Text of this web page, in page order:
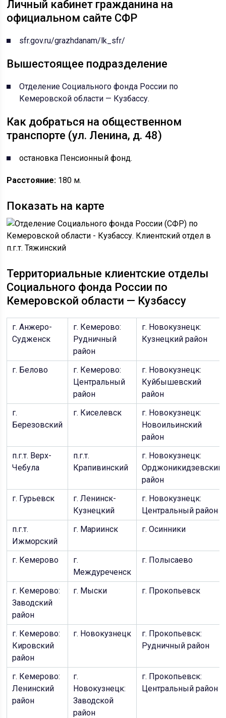
Личный кабинет гражданина на
официальном сайте СФР
sfr.gov.ru/grazhdanam/lk_sfr/
Вышестоящее подразделение
Отделение Социального фонда России по
Кемеровской области — Кузбассу.
Как добраться на общественном
транспорте (ул. Ленина, д. 48)
остановка Пенсионный фонд.
Расстояние: 180 м.
Показать на карте
Территориальные клиентские отделы
Социального фонда России по
Кемеровской области — Кузбассу
г. Анжеро-
Судженск
г. Кемерово:
Рудничный
район
г. Новокузнецк:
Кузнецкий район
г. Белово
г. Кемерово:
Центральный
район
г. Новокузнецк:
Куйбышевский
район
г.
Березовский
г. Киселевск
г. Новокузнецк:
Новоильинский
район
п.г.т. Верх-
Чебула
п.г.т.
Крапивинский
г. Новокузнецк:
Орджоникидзевский
район
г. Гурьевск
г. Ленинск-
Кузнецкий
г. Новокузнецк:
Центральный район
п.г.т.
Ижморский
г. Мариинск г. Осинники
г. Кемерово
г.
Междуреченск
г. Полысаево
г. Кемерово:
Заводский
район
г. Мыски г. Прокопьевск
г. Кемерово:
Кировский
район
г. Новокузнецк
г. Прокопьевск:
Рудничный район
г. Кемерово:
Ленинский
район
г.
Новокузнецк:
Заводской
район
г. Прокопьевск:
Центральный район